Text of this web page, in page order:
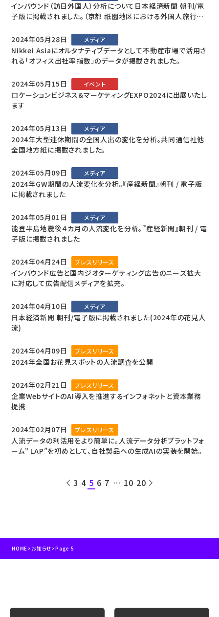
インバウンド（訪日外国人）分析について日本経済新聞 朝刊/電
子版に掲載されました。（京都 祇園地区における外国人旅行者
2024年05月28日
メディア
Nikkei Asiaにオルタナティブデータとして不動産市場で活用さ
れる「オフィス出社率指数」のデータが掲載されました。
2024年05月15日 イベント
ロケーションビジネス&マーケティングEXPO2024に出展いたし
ます
2024年05月13日 メディア
2024年大型連休期間の全国人出の変化を分析。共同通信社他
全国地方紙に掲載されました。
2024年05月09日 メディア
2024年GW期間の人流変化を分析。『産経新聞』朝刊 / 電子版
に掲載されました
2024年05月01日 メディア
能登半島地震後４カ月の人流変化を分析。『産経新聞』朝刊 / 電
子版に掲載されました
2024年04月24日 プレスリリース
インバウンド広告と国内ジオターゲティング広告のニーズ拡大
に対応して広告配信メディアを拡充。
2024年04月10日 メディア
日本経済新聞 朝刊/電子版に掲載されました(2024年の花見人
流)
2024年04月09日 プレスリリース
2024年全国お花見スポットの人流調査を公開
2024年02月21日 プレスリリース
企業WebサイトのAI導入を推進するインフォネットと資本業務
提携
2024年02月07日 プレスリリース
人流データの利活用をより簡単に。人流データ分析プラットフォ
ーム” LAP”を初めとして、自社製品への生成AIの実装を開始。
3 4 5 6 7 10 20
HOME> お知らせ>Page 5